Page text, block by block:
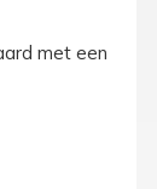
met een